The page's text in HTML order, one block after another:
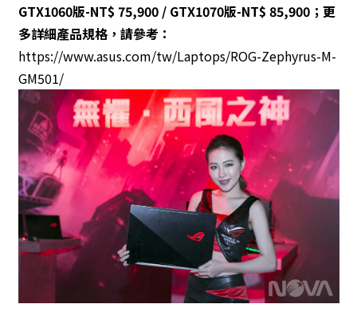
GTX1060版-NT$ 75,900 / GTX1070版-NT$ 85,900；更
多詳細產品規格，請參考：
https://www.asus.com/tw/Laptops/ROG-Zephyrus-M-
GM501/